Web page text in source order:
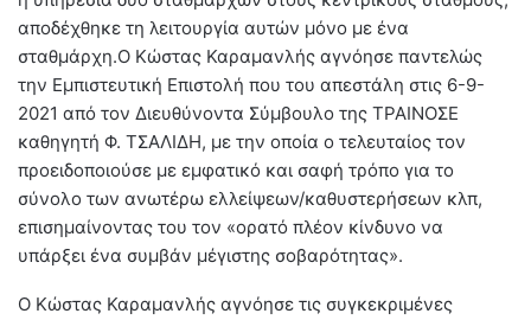
αποδέχθηκε τη λειτουργία αυτών μόνο με ένα
σταθμάρχη.Ο Κώστας Καραμανλής αγνόησε παντελώς
την Εμπιστευτική Επιστολή που του απεστάλη στις 6-9-
2021 από τον Διευθύνοντα Σύμβουλο της ΤΡΑΙΝΟΣΕ
καθηγητή Φ. ΤΣΑΛΙΔΗ, με την οποία ο τελευταίος τον
προειδοποιούσε με εμφατικό και σαφή τρόπο για το
σύνολο των ανωτέρω ελλείψεων/καθυστερήσεων κλπ,
επισημαίνοντας του τον «ορατό πλέον κίνδυνο να
υπάρξει ένα συμβάν μέγιστης σοβαρότητας».
Ο Κώστας Καραμανλής αγνόησε τις συγκεκριμένες